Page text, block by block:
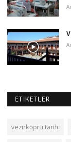
ETIKETLER
vezirköprü tarihi